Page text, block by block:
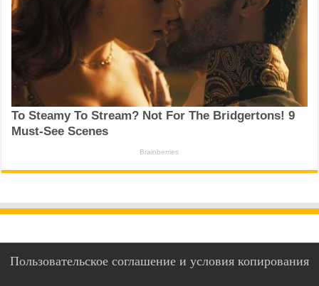
Пользовательское соглашение и условия копирования